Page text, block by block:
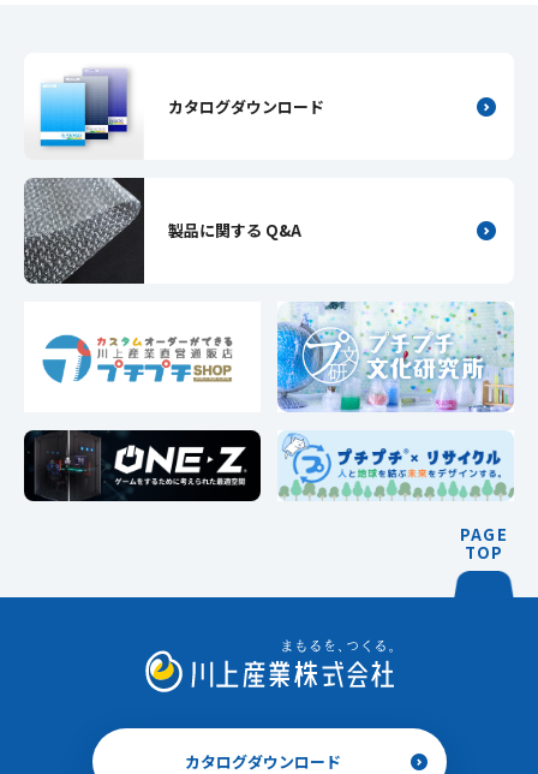
カタログダウンロード
製品に関する Q&A
PAGE
TOP
カタログダウンロード